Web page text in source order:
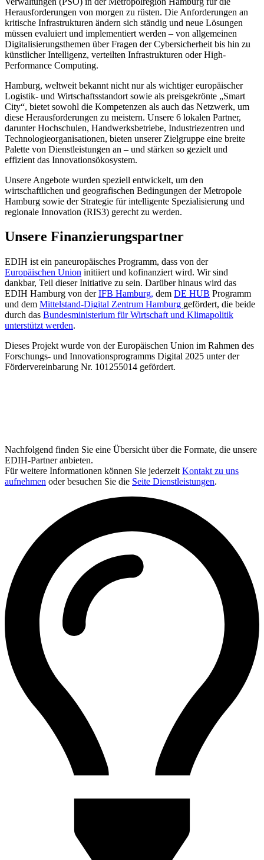
Herausforderungen von morgen zu rüsten. Die Anforderungen an
kritische Infrastrukturen ändern sich ständig und neue Lösungen
müssen evaluiert und implementiert werden – von allgemeinen
Digitalisierungsthemen über Fragen der Cybersicherheit bis hin zu
künstlicher Intelligenz, verteilten Infrastrukturen oder High-
Performance Computing.
Hamburg, weltweit bekannt nicht nur als wichtiger europäischer
Logistik- und Wirtschaftsstandort sowie als preisgekrönte „Smart
City“, bietet sowohl die Kompetenzen als auch das Netzwerk, um
diese Herausforderungen zu meistern. Unsere 6 lokalen Partner,
darunter Hochschulen, Handwerksbetriebe, Industriezentren und
Technologieorganisationen, bieten unserer Zielgruppe eine breite
Palette von Dienstleistungen an – und stärken so gezielt und
effizient das Innovationsökosystem.
Unsere Angebote wurden speziell entwickelt, um den
wirtschaftlichen und geografischen Bedingungen der Metropole
Hamburg sowie der Strategie für intelligente Spezialisierung und
regionale Innovation (RIS3) gerecht zu werden.
Unsere Finanzierungspartner
EDIH ist ein paneuropäisches Programm, dass von der
Europäischen Union initiiert und kofinanziert wird. Wir sind
dankbar, Teil dieser Initiative zu sein. Darüber hinaus wird das
EDIH Hamburg von derIFB Hamburg, dem DE HUB Programm
und dem Mittelstand-Digital Zentrum Hamburg gefördert, die beide
durch das Bundesministerium für Wirtschaft und Klimapolitik
unterstützt werden.
Dieses Projekt wurde von der Europäischen Union im Rahmen des
Forschungs- und Innovationsprogramms Digital 2025 unter der
Fördervereinbarung Nr. 101255014 gefördert.
Nachfolgend finden Sie eine Übersicht über die Formate, die unsere
EDIH-Partner anbieten.
Für weitere Informationen können Sie jederzeit Kontakt zu uns
aufnehmen oder besuchen Sie die Seite Dienstleistungen.